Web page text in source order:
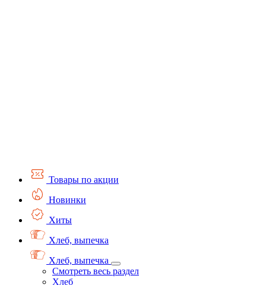
Товары по акции
Новинки
Хиты
Хлеб, выпечка
Хлеб, выпечка
Смотреть весь раздел
Хлеб